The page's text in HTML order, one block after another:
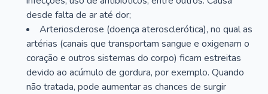
desde falta de ar até dor;
Arteriosclerose (doença aterosclerótica), no qual as
artérias (canais que transportam sangue e oxigenam o
coração e outros sistemas do corpo) ficam estreitas
devido ao acúmulo de gordura, por exemplo. Quando
não tratada, pode aumentar as chances de surgir